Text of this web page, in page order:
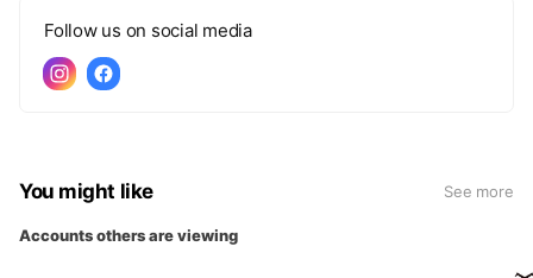
Follow us on social media
You might like See more
Accounts others are viewing